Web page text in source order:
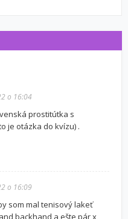
o 16:04
prostitútka s
je otázka do kvízu) .
o 16:09
som mal tenisový lakeť
backhand a ešte pár x